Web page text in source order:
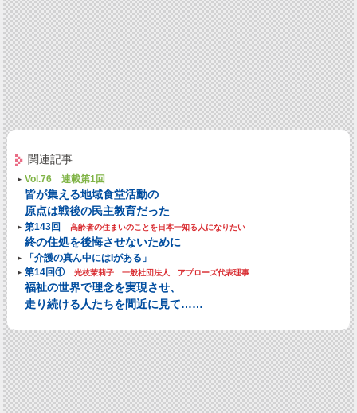
関連記事
Vol.76 連載第1回
皆が集える地域食堂活動の
原点は戦後の民主教育だった
第143回 高齢者の住まいのことを日本一知る人になりたい
終の住処を後悔させないために
「介護の真ん中にはIがある」
第14回①
光枝茉莉子 一般社団法人 アプローズ代表理事
福祉の世界で理念を実現させ、
走り続ける人たちを間近に見て……